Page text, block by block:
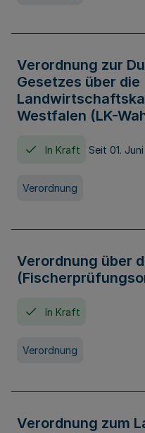
Verordnung zur
Gesetzes über die
Westfalen (LK-
In Kraft Seit 01.
Verordnung
Verordnung über
In Kraft
Verordnung
Verordnung zum